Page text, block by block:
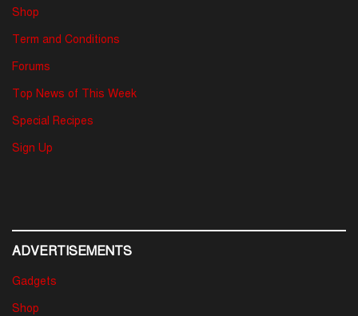
Shop
Term and Conditions
Forums
Top News of This Week
Special Recipes
Sign Up
ADVERTISEMENTS
Gadgets
Shop